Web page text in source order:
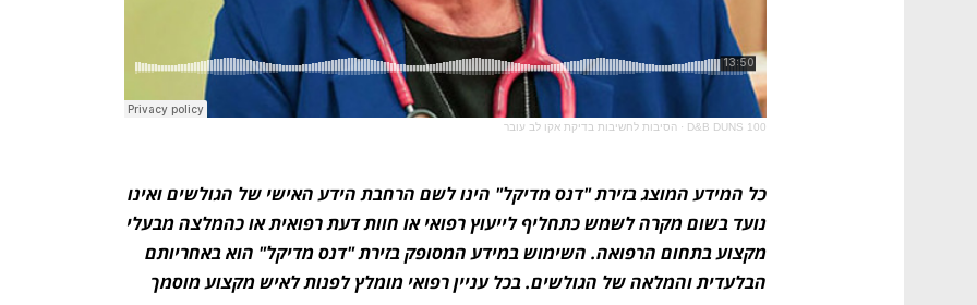
D&B DUNS 100
· הסיבות לחשיבות בדיקת אקו לב עובר
הבלעדית והמלאה של הגולשים. בכל עניין רפואי מומלץ לפנות לאיש מקצוע מוסמך